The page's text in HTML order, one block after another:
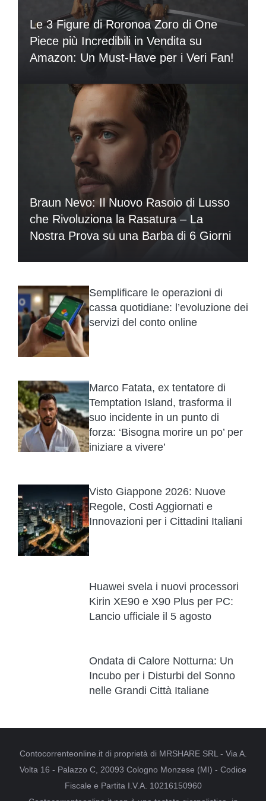
Le 3 Figure di Roronoa Zoro di One
Piece più Incredibili in Vendita su
Amazon: Un Must-Have per i Veri Fan!
Braun Nevo: Il Nuovo Rasoio di Lusso
che Rivoluziona la Rasatura – La
Nostra Prova su una Barba di 6 Giorni
Semplificare le operazioni di
cassa quotidiane: l’evoluzione dei
servizi del conto online
Marco Fatata, ex tentatore di
Temptation Island, trasforma il
suo incidente in un punto di
forza: ‘Bisogna morire un po’ per
iniziare a vivere’
Visto Giappone 2026: Nuove
Regole, Costi Aggiornati e
Innovazioni per i Cittadini Italiani
Huawei svela i nuovi processori
Kirin XE90 e X90 Plus per PC:
Lancio ufficiale il 5 agosto
Ondata di Calore Notturna: Un
Incubo per i Disturbi del Sonno
nelle Grandi Città Italiane
Contocorrenteonline.it di proprietà di MRSHARE SRL - Via A.
Volta 16 - Palazzo C, 20093 Cologno Monzese (MI) - Codice
Fiscale e Partita I.V.A. 10216150960